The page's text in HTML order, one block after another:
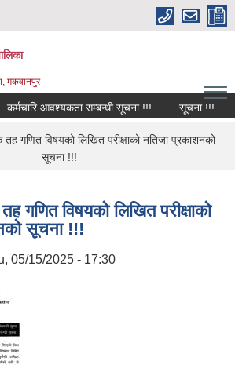
मकवानपुर
कर्मचारि आवश्यकता सम्बन्धी सूचना !!! सूचना !!!
तह गणित विषयको लिखित परीक्षाको नतिजा प्रकाशनको
सूचना !!!
गणित विषयको लिखित परीक्षाको
सूचना !!!
05/15/2025 - 17:30